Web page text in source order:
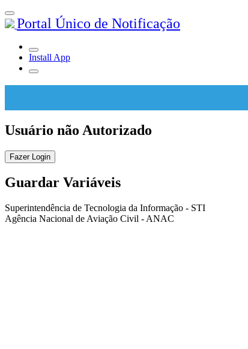
Portal Único de Notificação
Install App
Usuário não Autorizado
Fazer Login
Guardar Variáveis
Superintendência de Tecnologia da Informação - STI
Agência Nacional de Aviação Civil - ANAC